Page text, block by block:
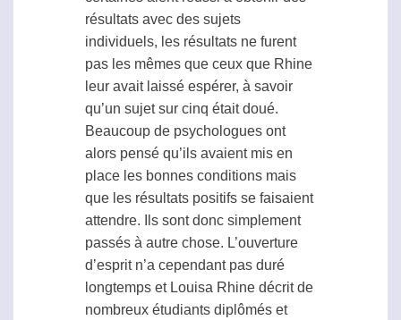
résultats avec des sujets
individuels, les résultats ne furent
pas les mêmes que ceux que Rhine
leur avait laissé espérer, à savoir
qu’un sujet sur cinq était doué.
Beaucoup de psychologues ont
alors pensé qu’ils avaient mis en
place les bonnes conditions mais
que les résultats positifs se faisaient
attendre. Ils sont donc simplement
passés à autre chose. L’ouverture
d’esprit n’a cependant pas duré
longtemps et Louisa Rhine décrit de
nombreux étudiants diplômés et